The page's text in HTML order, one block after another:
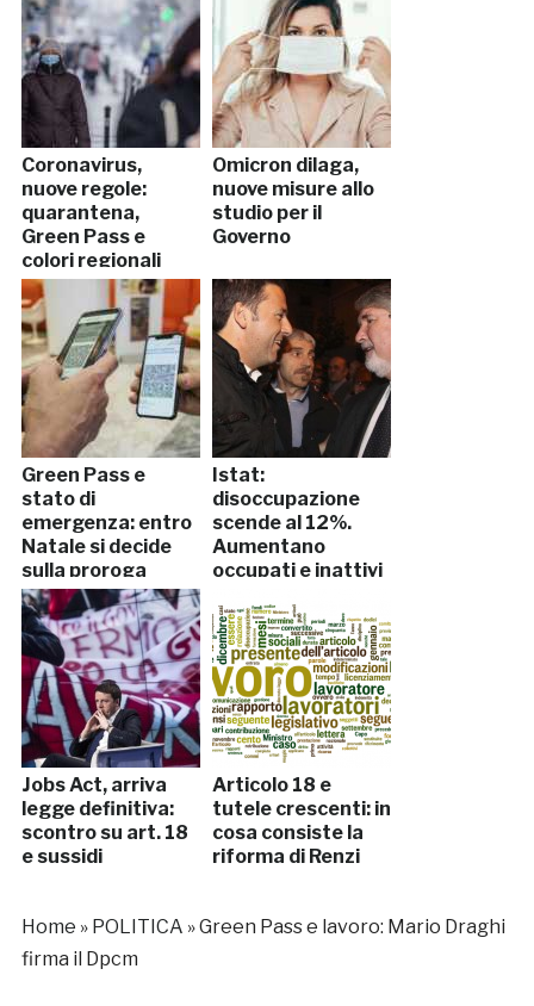
Coronavirus,
nuove regole:
quarantena,
Green Pass e
colori regionali
Omicron dilaga,
nuove misure allo
studio per il
Governo
Green Pass e
stato di
emergenza: entro
Natale si decide
sulla proroga
Istat:
disoccupazione
scende al 12%.
Aumentano
occupati e inattivi
Jobs Act, arriva
legge definitiva:
scontro su art. 18
e sussidi
Articolo 18 e
tutele crescenti: in
cosa consiste la
riforma di Renzi
Home » POLITICA »Green Pass e lavoro: Mario Draghi
firma il Dpcm